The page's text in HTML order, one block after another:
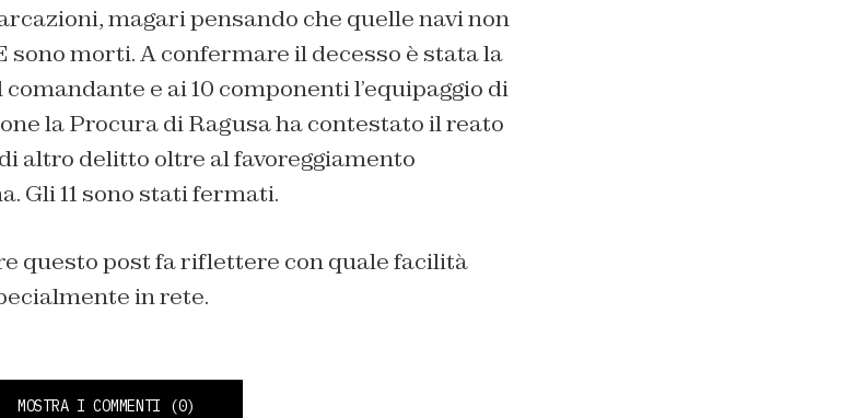
magari pensando che quelle navi non
sono morti. A confermare il decesso è stata la
e ai 10 componenti l’equipaggio di
la Procura di Ragusa ha contestato il reato
altro delitto oltre al favoreggiamento
Gli 11 sono stati fermati.
questo post fa riflettere con quale facilità
in rete.
MOSTRA I COMMENTI (0)